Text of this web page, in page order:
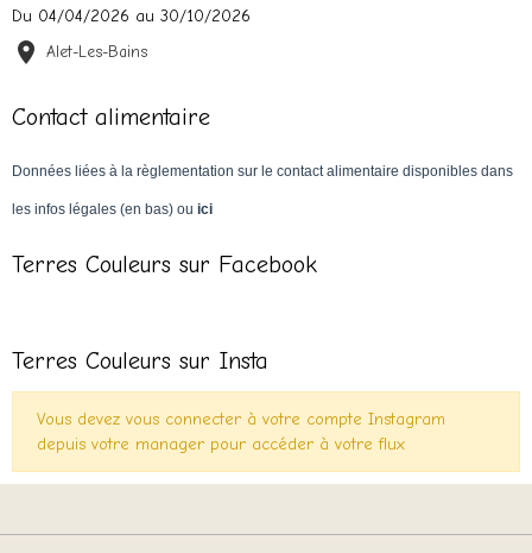
Du 04/04/2026 au 30/10/2026
Alet-Les-Bains
Contact alimentaire
Données liées à la règlementation sur le contact alimentaire disponibles dans
les infos légales (en bas) ou ici
Terres Couleurs sur Facebook
Terres Couleurs sur Insta
Vous devez vous connecter à votre compte Instagram
depuis votre manager pour accéder à votre flux